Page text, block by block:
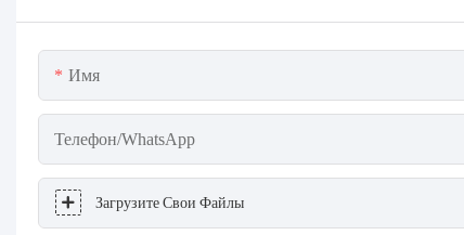
Имя
Телефон/WhatsApp
Загрузите Свои Файлы